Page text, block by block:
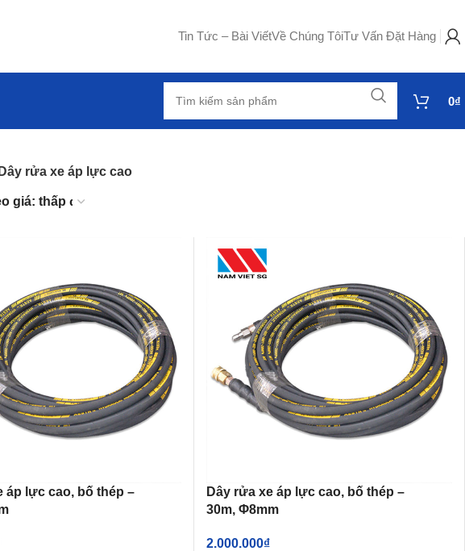
Tin Tức – Bài ViếtVề Chúng TôiTư Vấn Đặt Hàng
0₫
Dây rửa xe áp lực cao
áp lực cao, bố thép –
Dây rửa xe áp lực cao, bố thép –
30m, Φ8mm
2.000.000₫